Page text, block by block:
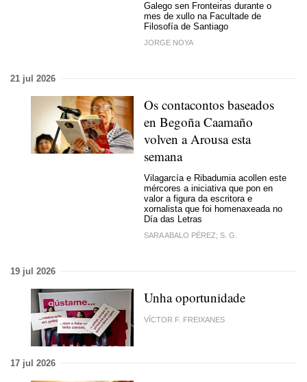
Galego sen Fronteiras durante o
mes de xullo na Facultade de
Filosofía de Santiago
JORGE NOYA
21 jul 2026
Os contacontos baseados
en Begoña Caamaño
volven a Arousa esta
semana
Vilagarcía e Ribadumia acollen este
mércores a iniciativa que pon en
valor a figura da escritora e
xornalista que foi homenaxeada no
Día das Letras
SARA ABALO PÉREZ; S. G.
19 jul 2026
Unha oportunidade
VÍCTOR F. FREIXANES
17 jul 2026